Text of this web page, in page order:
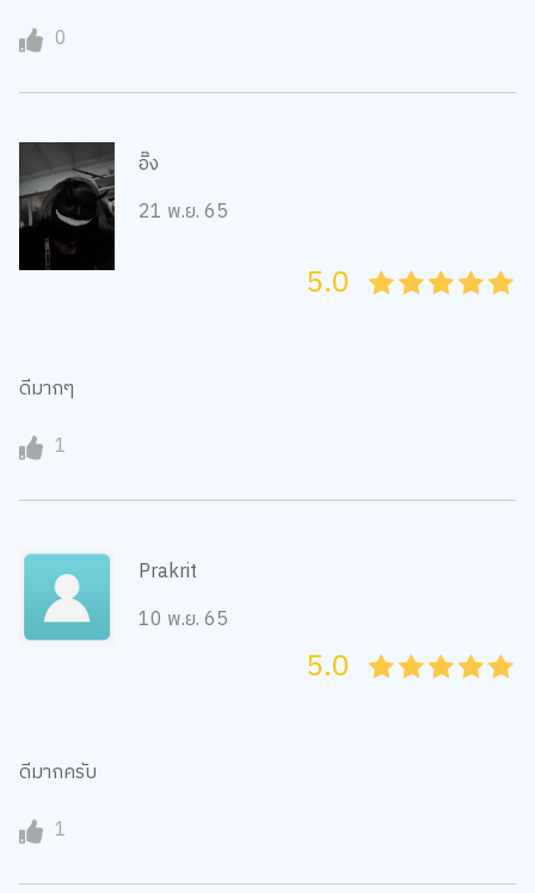
0
อิ๊ง
21 พ.ย. 65
45
4
35
3
25
2
15
1
05
5.0
ดีมากๆ
1
Prakrit
10 พ.ย. 65
45
4
35
3
25
2
15
1
05
5.0
ดีมากครับ
1